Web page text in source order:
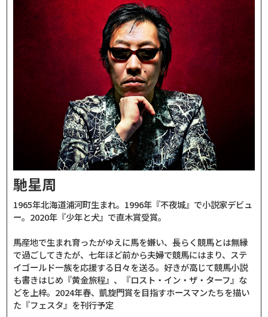
馳星周
1965年北海道浦河町生まれ。1996年『不夜城』で小説家デビュ
ー。2020年『少年と犬』で直木賞受賞。
馬産地で生まれ育ったがゆえに馬を嫌い、長らく競馬とは無縁
で過ごしてきたが、七年ほど前から夫婦で競馬にはまり、ステ
イゴールド一族を応援する日々を送る。好きが高じて競馬小説
も書きはじめ『黄金旅程』、『ロスト・イン・ザ・ターフ』な
どを上梓。2024年春、凱旋門賞を目指すホースマンたちを描い
た『フェスタ』を刊行予定